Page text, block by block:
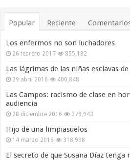
Popular Reciente
Los enfermos no son luchadores
26 febrero 2017 855,182
Las lágrimas de las niñas esclavas
29 abril 2016 400,848
Las Campos: racismo de clase en
audiencia
28 diciembre 2016 379,943
Hijo de una limpiasuelos
14 marzo 2016 318,998
El secreto de que Susana Díaz tenga